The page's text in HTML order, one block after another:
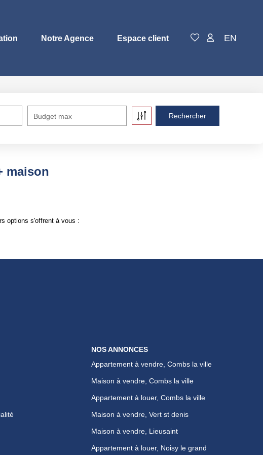
Notre Agence Espace client EN
Budget max
maison
options s'offrent à vous :
NOS ANNONCES
Appartement à vendre, Combs la ville
Maison à vendre, Combs la ville
Appartement à louer, Combs la ville
Maison à vendre, Vert st denis
Maison à vendre, Lieusaint
Appartement à louer, Noisy le grand